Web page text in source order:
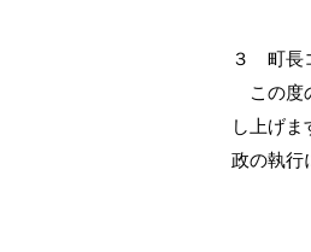
３ 町長
この度
し上げ
政の執行